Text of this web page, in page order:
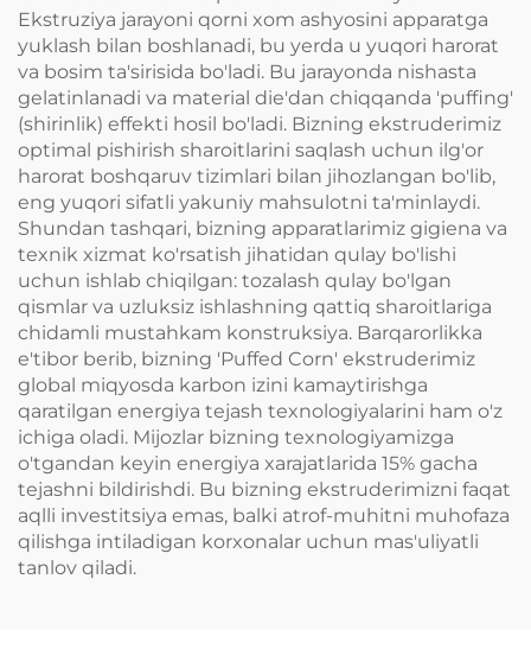
Ekstruziya jarayoni qorni xom ashyosini apparatga
yuklash bilan boshlanadi, bu yerda u yuqori harorat
va bosim ta'sirisida bo'ladi. Bu jarayonda nishasta
gelatinlanadi va material die'dan chiqqanda 'puffing'
(shirinlik) effekti hosil bo'ladi. Bizning ekstruderimiz
optimal pishirish sharoitlarini saqlash uchun ilg'or
harorat boshqaruv tizimlari bilan jihozlangan bo'lib,
eng yuqori sifatli yakuniy mahsulotni ta'minlaydi.
Shundan tashqari, bizning apparatlarimiz gigiena va
texnik xizmat ko'rsatish jihatidan qulay bo'lishi
uchun ishlab chiqilgan: tozalash qulay bo'lgan
qismlar va uzluksiz ishlashning qattiq sharoitlariga
chidamli mustahkam konstruksiya. Barqarorlikka
e'tibor berib, bizning 'Puffed Corn' ekstruderimiz
global miqyosda karbon izini kamaytirishga
qaratilgan energiya tejash texnologiyalarini ham o'z
ichiga oladi. Mijozlar bizning texnologiyamizga
o'tgandan keyin energiya xarajatlarida 15% gacha
tejashni bildirishdi. Bu bizning ekstruderimizni faqat
aqlli investitsiya emas, balki atrof-muhitni muhofaza
qilishga intiladigan korxonalar uchun mas'uliyatli
tanlov qiladi.